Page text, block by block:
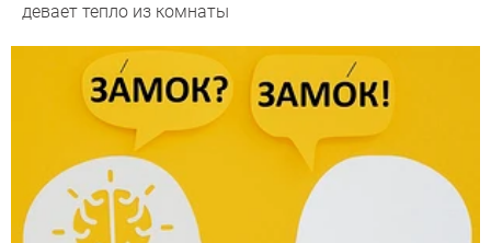
девает тепло из комнаты